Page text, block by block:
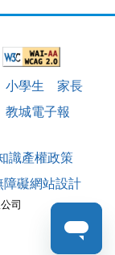
小學生
家長
教城電子報
司
識產權政策
障礙網站設計